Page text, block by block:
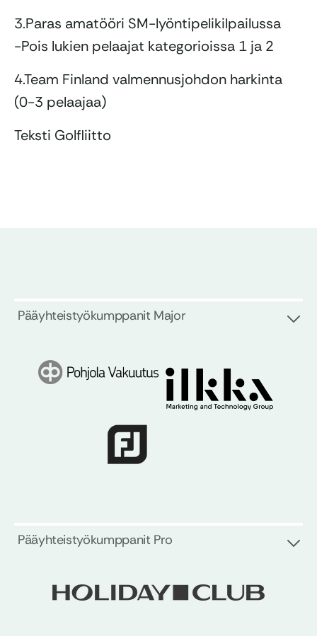
3.Paras amatööri SM-lyöntipelikilpailussa
-Pois lukien pelaajat kategorioissa 1 ja 2
4.Team Finland valmennusjohdon harkinta
(0-3 pelaajaa)
Teksti Golfliitto
Pääyhteistyökumppanit Major
Pääyhteistyökumppanit Pro